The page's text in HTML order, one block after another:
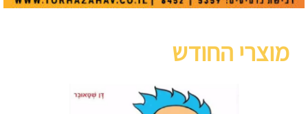
מוצרי החודש